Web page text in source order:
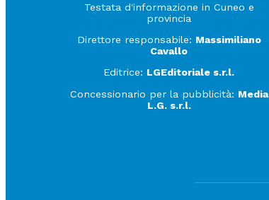
Testata d'informazione in Cuneo e
provincia
Direttore responsabile: Massimiliano
Cavallo
Editrice: LGEditoriale s.r.l.
Concessionario per la pubblicità: Media
L.G. s.r.l.